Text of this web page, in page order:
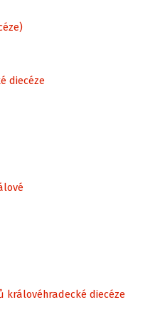
diecéze
královéhradecké diecéze